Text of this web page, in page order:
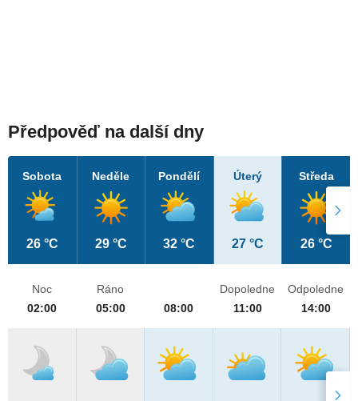
Předpověď na další dny
Sobota
26 °C
Neděle
29 °C
Pondělí
32 °C
Úterý
27 °C
Středa
26 °C
Noc
02:00
Ráno
05:00
08:00
Dopoledne
11:00
Odpoledne
14:00